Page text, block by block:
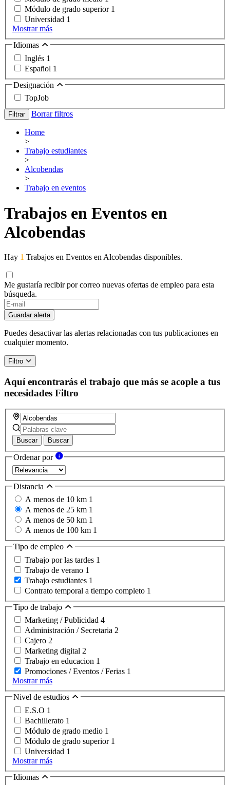
Módulo de grado superior 1
Universidad 1
Mostrar más
Idiomas
Inglés 1
Español 1
Designación
TopJob
Filtrar Borrar filtros
Home
>
Trabajo estudiantes
>
Alcobendas
>
Trabajo en eventos
Trabajos en Eventos en
Alcobendas
Hay 1 Trabajos en Eventos en Alcobendas disponibles.
Me gustaría recibir por correo nuevas ofertas de empleo para esta
búsqueda.
If
you
are
a
human,
ignore
this
field
Guardar alerta
Puedes desactivar las alertas relacionadas con tus publicaciones en
cualquier momento.
Filtro
Aquí encontrarás el trabajo que más se acople a tus
necesidades Filtro
Buscar Buscar
Ordenar por
Distancia
A menos de 10 km 1
A menos de 25 km 1
A menos de 50 km 1
A menos de 100 km 1
Tipo de empleo
Trabajo por las tardes 1
Trabajo de verano 1
Trabajo estudiantes 1
Contrato temporal a tiempo completo 1
Tipo de trabajo
Marketing / Publicidad 4
Administración / Secretaria 2
Cajero 2
Marketing digital 2
Trabajo en educacion 1
Promociones / Eventos / Ferias 1
Mostrar más
Nivel de estudios
E.S.O 1
Bachillerato 1
Módulo de grado medio 1
Módulo de grado superior 1
Universidad 1
Mostrar más
Idiomas